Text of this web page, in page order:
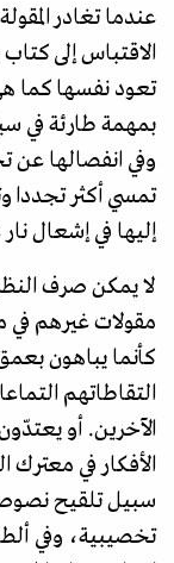
عندما تغادر
الاقتباس إلى
تعود نفسها كما
بمهمة طارئة في
وفي انفصالها عن
تمسي أكثر تجددا
إليها في إشعال
لا يمكن صرف
مقولات غيرهم في
كأنما يباهون
التقاطاتهم
الآخرين. أو
الأفكار في معترك
سبيل تلقيح
تخصيبية، وفي